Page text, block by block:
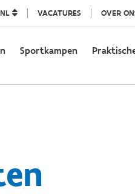
NL VACATURES OVER
Sportkampen